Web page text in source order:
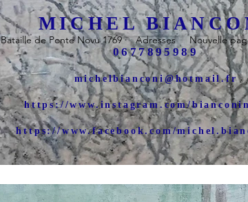
MICHEL
0677895989
michelbianconi@hotmail.fr
https://www.instagram.com/
https://www.facebook.com/
Bataille de Ponte Novu 1769 Adresses Nouvelle